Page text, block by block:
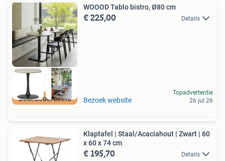
Best beoordeeld
WOOOD Tablo bistro, Ø80 cm
€ 225,00 Details
Bezoek website
Topadvertentie
26 jul 26
Klaptafel | Staal/Acaciahout | Zwart | 60
x 60 x 74 cm
€ 195,70 Details